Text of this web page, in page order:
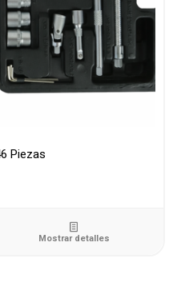
Piezas
Mostrar detalles